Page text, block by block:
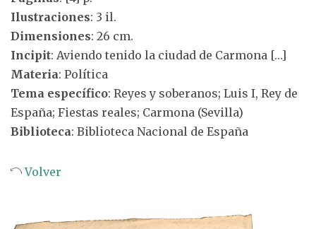
Ilustraciones: 3 il.
Dimensiones: 26 cm.
Incipit: Aviendo tenido la ciudad de Carmona […]
Materia: Política
Tema específico: Reyes y soberanos; Luis I, Rey de
España; Fiestas reales; Carmona (Sevilla)
Biblioteca: Biblioteca Nacional de España
Volver